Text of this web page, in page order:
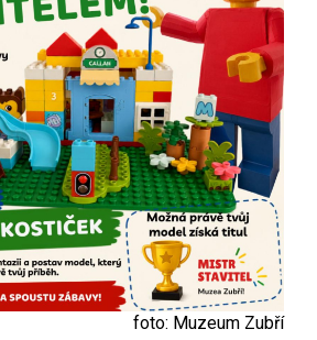
foto: Muzeum Zubří